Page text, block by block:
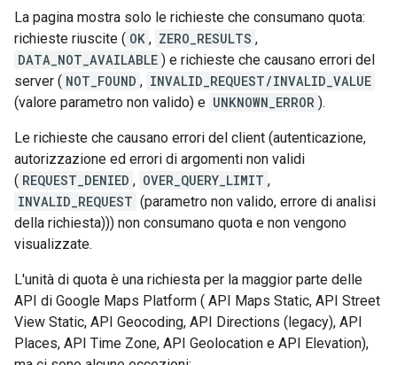
La pagina mostra solo le richieste che consumano quota:
richieste riuscite ( OK , ZERO_RESULTS ,
DATA_NOT_AVAILABLE ) e richieste che causano errori del
server ( NOT_FOUND , INVALID_REQUEST/INVALID_VALUE
(valore parametro non valido) e UNKNOWN_ERROR ).
Le richieste che causano errori del client (autenticazione,
autorizzazione ed errori di argomenti non validi
( REQUEST_DENIED , OVER_QUERY_LIMIT ,
INVALID_REQUEST (parametro non valido, errore di analisi
della richiesta))) non consumano quota e non vengono
visualizzate.
L'unità di quota è una richiesta per la maggior parte delle
API di Google Maps Platform ( API Maps Static, API Street
View Static, API Geocoding, API Directions (legacy), API
Places, API Time Zone, API Geolocation e API Elevation),